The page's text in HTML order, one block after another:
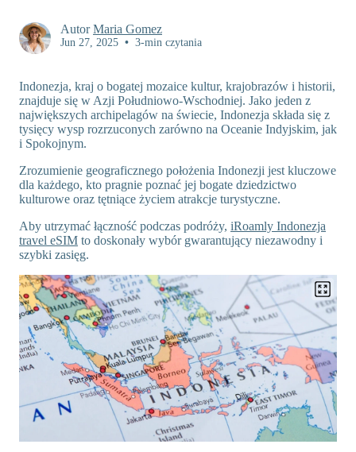
AutorMaria Gomez
Jun 27, 2025 • 3-min czytania
Indonezja, kraj o bogatej mozaice kultur, krajobrazów i historii,
znajduje się w Azji Południowo-Wschodniej. Jako jeden z
największych archipelagów na świecie, Indonezja składa się z
tysięcy wysp rozrzuconych zarówno na Oceanie Indyjskim, jak
i Spokojnym.
Zrozumienie geograficznego położenia Indonezji jest kluczowe
dla każdego, kto pragnie poznać jej bogate dziedzictwo
kulturowe oraz tętniące życiem atrakcje turystyczne.
Aby utrzymać łączność podczas podróży, iRoamly Indonezja
travel eSIM to doskonały wybór gwarantujący niezawodny i
szybki zasięg.